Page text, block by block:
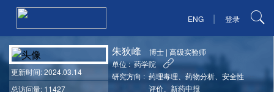
ENG | 登录
更新时间: 2024.03.14
总访问量: 11427
朱狄峰 博士 |高级实验师
单位 : 药学院
研究方向 : 药理毒理、药物分析、安全性
评价、新药申报